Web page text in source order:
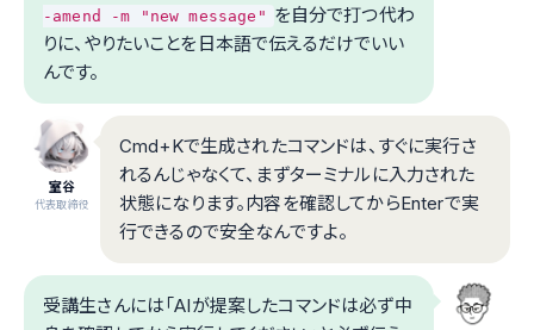
-amend -m "new message" を自分で打つ代わ
りに、やりたいことを日本語で伝えるだけでいい
んです。
室谷
代表取締役
Cmd+Kで生成されたコマンドは、すぐに実行さ
れるんじゃなくて、まずターミナルに入力された
状態になります。内容を確認してからEnterで実
行できるので安全なんですよ。
受講生さんには「AIが提案したコマンドは必ず中